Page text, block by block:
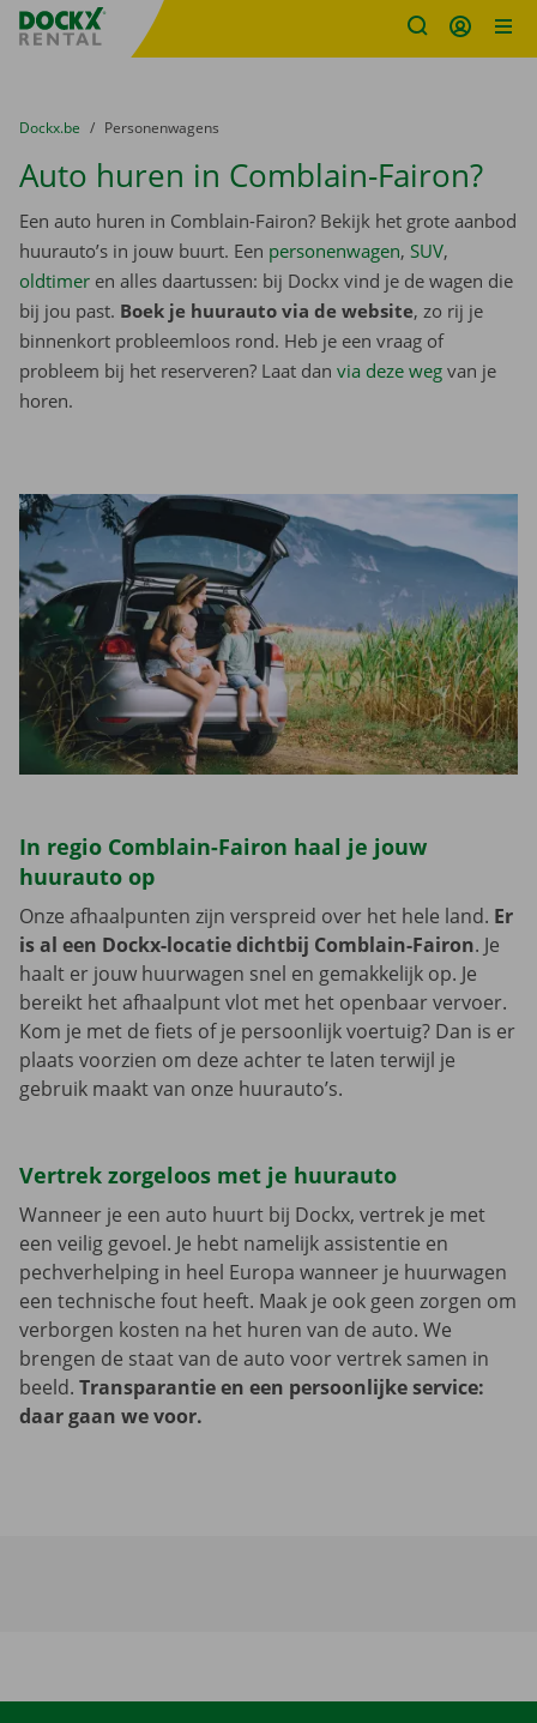
Fratello DEMO
U bevindt zich hier:
van
Dockx.be naar
Personenwagens
Auto huren in Comblain-Fairon?
Een auto huren in Comblain-Fairon? Bekijk het grote aanbod
huurauto’s in jouw buurt. Een personenwagen, SUV,
oldtimer en alles daartussen: bij Dockx vind je de wagen die
bij jou past. Boek je huurauto via de website, zo rij je
binnenkort probleemloos rond. Heb je een vraag of
probleem bij het reserveren? Laat dan via deze weg van je
horen.
In regio Comblain-Fairon haal je jouw
huurauto op
Onze afhaalpunten zijn verspreid over het hele land. Er
is al een Dockx-locatie dichtbij Comblain-Fairon. Je
haalt er jouw huurwagen snel en gemakkelijk op. Je
bereikt het afhaalpunt vlot met het openbaar vervoer.
Kom je met de fiets of je persoonlijk voertuig? Dan is er
plaats voorzien om deze achter te laten terwijl je
gebruik maakt van onze huurauto’s.
Vertrek zorgeloos met je huurauto
Wanneer je een auto huurt bij Dockx, vertrek je met
een veilig gevoel. Je hebt namelijk assistentie en
pechverhelping in heel Europa wanneer je huurwagen
een technische fout heeft. Maak je ook geen zorgen om
verborgen kosten na het huren van de auto. We
brengen de staat van de auto voor vertrek samen in
beeld. Transparantie en een persoonlijke service:
daar gaan we voor.